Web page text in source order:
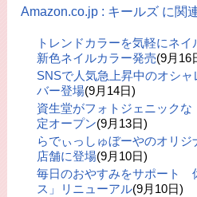
Amazon.co.jp : キールズ に関
トレンドカラーを気軽にネ
新色ネイルカラー発売(9月16
SNSで人気急上昇中のオシ
バー登場(9月14日)
資生堂がフォトジェニック
定オープン(9月13日)
らでぃっしゅぼーやのオリ
店舗に登場(9月10日)
毎日のおやすみをサポート
ス」リニューアル(9月10日)